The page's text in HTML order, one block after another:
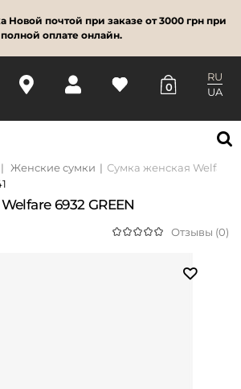
Новой почтой при заказе от 3000 грн при
полной оплате онлайн.
0
RU
UA
Женские сумки
Сумка женская Welfare
6932 GREEN
Отзывы (0)